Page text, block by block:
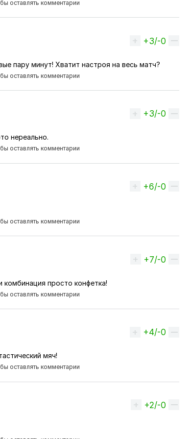
оставлять комментарии
Вверх
+3/-0
пару минут! Хватит настроя на весь матч?
оставлять комментарии
Вверх
+3/-0
нереально.
оставлять комментарии
Вверх
+6/-0
оставлять комментарии
Вверх
+7/-0
комбинация просто конфетка!
оставлять комментарии
Вверх
+4/-0
мяч!
оставлять комментарии
Вверх
+2/-0